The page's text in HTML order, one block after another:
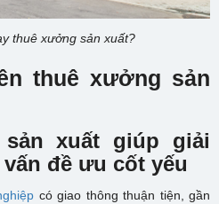
thuê xưởng sản xuất?
thuê xưởng sản
xuất giúp giải
đề ưu cốt yếu
có giao thông thuận tiện, gần